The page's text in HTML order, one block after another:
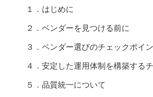
１．はじめに
２．ベンダーを見つける前に
３．ベンダー選びのチェックポイ
４．安定した運用体制を構築する
５．品質統一について